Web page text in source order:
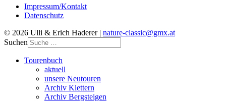
Impressum/Kontakt
Datenschutz
© 2026 Ulli & Erich Haderer | nature-classic@gmx.at
Suchen
Tourenbuch
aktuell
unsere Neutouren
Archiv Klettern
Archiv Bergsteigen